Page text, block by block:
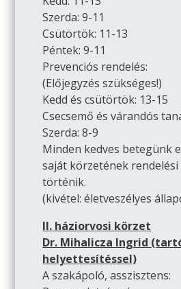
Szerda: 9-11
Csütörtök: 11-13
Péntek: 9-11
Prevenciós rendelés:
(Előjegyzés szükséges!)
Kedd és csütörtök: 13-15
Csecsemő és várandós
Szerda: 8-9
Minden kedves betegünk
saját körzetének rendelési
történik.
(kivétel: életveszélyes
II. háziorvosi körzet
Dr. Mihalicza Ingrid
helyettesítéssel)
A szakápoló, asszisztens: